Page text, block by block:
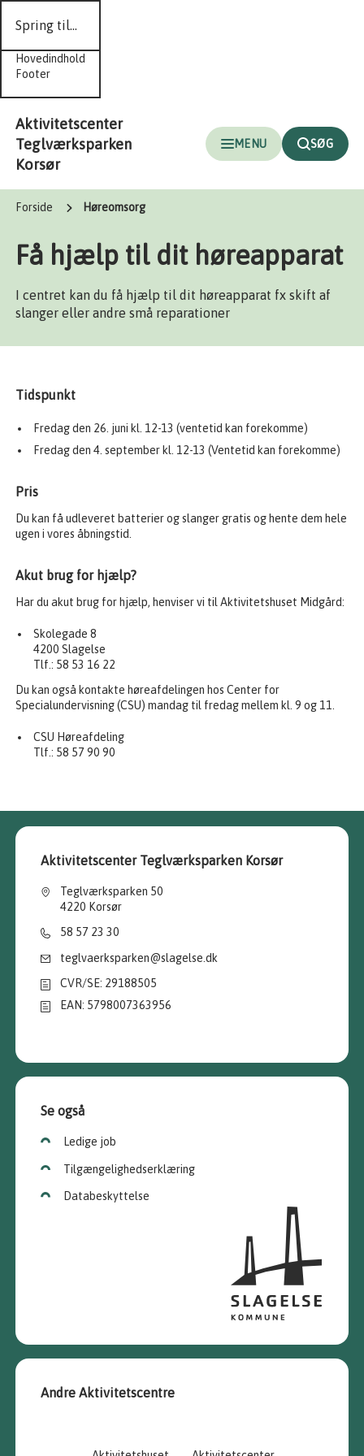
Spring til...
Hovedindhold
Footer
Aktivitetscenter
Teglværksparken
Korsør
MENU SØG
Forside Høreomsorg
Få hjælp til dit høreapparat
I centret kan du få hjælp til dit høreapparat fx skift af
slanger eller andre små reparationer
Tidspunkt
Fredag den 26. juni kl. 12-13 (ventetid kan forekomme)
Fredag den 4. september kl. 12-13 (Ventetid kan forekomme)
Pris
Du kan få udleveret batterier og slanger gratis og hente dem hele
ugen i vores åbningstid.
Akut brug for hjælp?
Har du akut brug for hjælp, henviser vi til Aktivitetshuset Midgård:
Skolegade 8
4200 Slagelse
Tlf.: 58 53 16 22
Du kan også kontakte høreafdelingen hos Center for
Specialundervisning (CSU) mandag til fredag mellem kl. 9 og 11.
CSU Høreafdeling
Tlf.: 58 57 90 90
Aktivitetscenter Teglværksparken Korsør
Teglværksparken 50
4220 Korsør
58 57 23 30
teglvaerksparken@slagelse.dk
CVR/SE: 29188505
EAN: 5798007363956
Se også
Ledige job
Tilgængelighedserklæring
Databeskyttelse
Andre Aktivitetscentre